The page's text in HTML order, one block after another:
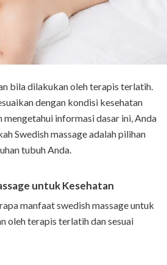
bila dilakukan oleh terapis terlatih.
dengan kondisi kesehatan
mengetahui informasi dasar ini, Anda
Swedish massage adalah pilihan
tubuh Anda.
untuk Kesehatan
manfaat swedish massage untuk
oleh terapis terlatih dan sesuai